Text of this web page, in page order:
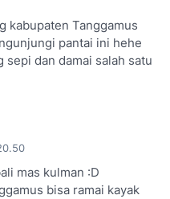
kabupaten Tanggamus
pantai ini hehe
sepi dan damai salah satu
mas kulman :D
bisa ramai kayak